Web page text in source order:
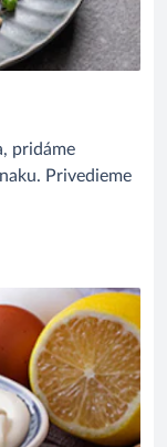
pridáme
Privedieme